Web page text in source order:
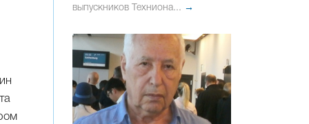
выпускников Техниона... →